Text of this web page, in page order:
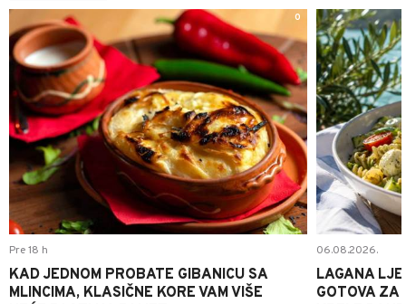
0
Pre 18 h
KAD JEDNOM PROBATE GIBANICU SA
MLINCIMA, KLASIČNE KORE VAM VIŠE
06.08.2026.
LAGANA
GOTOVA ZA